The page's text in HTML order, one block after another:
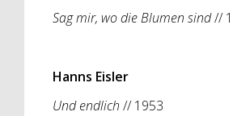
Sag mir, wo die Blumen sind//
Hanns Eisler
Und endlich // 1953